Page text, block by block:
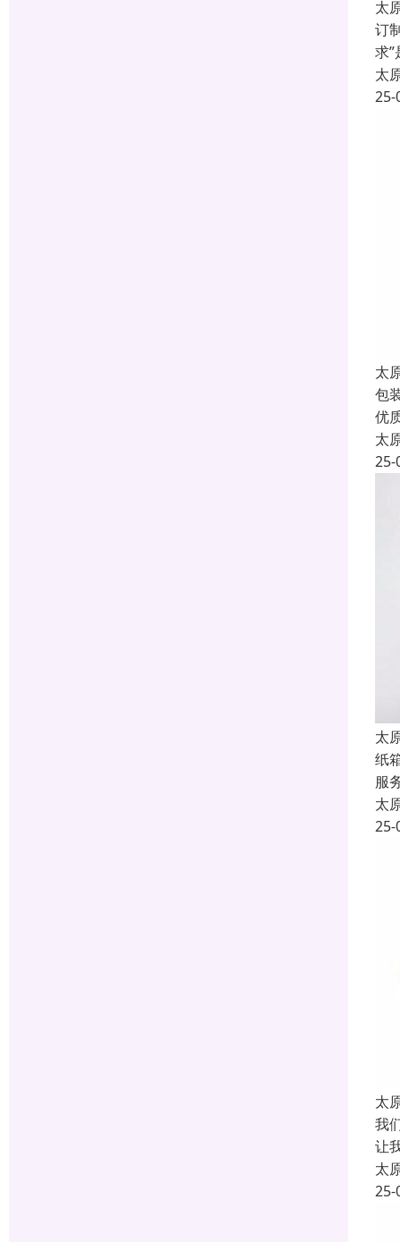
太
订
求
太
25-
太
包
优
太
25-
太
纸
服
太
25-
太
我
让
太
25-